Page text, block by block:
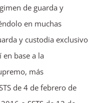
de guarda y
en muchas
y custodia exclusivo
base a la
más
de 4 de febrero de